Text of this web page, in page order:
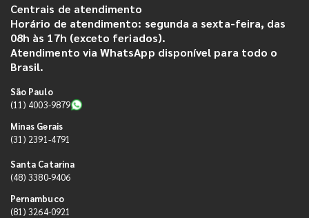
Centrais de atendimento
Horário de atendimento: segunda a sexta-feira, das
08h às 17h (exceto feriados).
Atendimento via WhatsApp disponível para todo o
Brasil.
São Paulo
(11) 4003-9879
Minas Gerais
(31) 2391-4791
Santa Catarina
(48) 3380-9406
Pernambuco
(81) 3264-0921